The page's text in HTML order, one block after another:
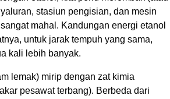
stasiun pengisian, dan mesin
mahal. Kandungan energi etanol
untuk jarak tempuh yang sama,
kali lebih banyak.
lemak) mirip dengan zat kimia
pesawat terbang). Berbeda dari